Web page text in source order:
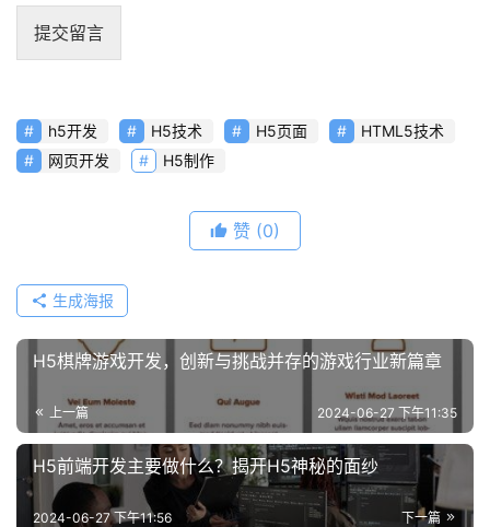
提交留言
h5开发 H5技术 H5页面
HTML5技术
网页开发
H5制作
赞 (0)
生成海报
H5棋牌游戏开发，创新与挑战并存的游戏行业新篇章
上一篇 2024-06-27 下午11:35
H5前端开发主要做什么？揭开H5神秘的面纱
下一篇
2024-06-27 下午11:56